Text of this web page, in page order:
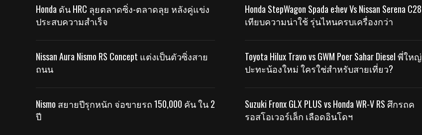
Honda ดัน HRC ลุยตลาดซิ่ง-ตลาดลุย หลังคู่แข่ง
ประสบความสำเร็จ
Nissan Aura Nismo RS Concept แต่งเป็นตัวซิ่งสาย
ถนน
Nismo สยายปีรุกหนัก จ่อขายรถ 150,000 คัน ใน 2
ปี
Honda StepWagon Spada e:hev Vs Nissan Serena C28
เทียบความน่าใช้ รุ่นไหนครบเครื่องกว่า
Toyota Hilux Travo vs GWM Poer Sahar Diesel พี่ใหญ่
ปะทะน้องใหม่ ใครใช่สำหรับสายเที่ยว?
Suzuki Fronx GLX PLUS vs Honda WR-V RS ศึกรถค
รอสโอเวอร์เล็ก เลือดอินโดฯ